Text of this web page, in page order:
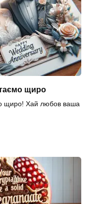
щиро
щиро! Хай любов ваша